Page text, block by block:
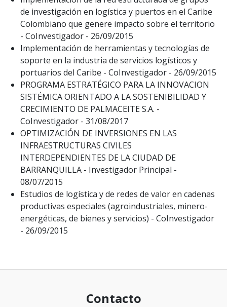
de investigación en logística y puertos en el Caribe
Colombiano que genere impacto sobre el territorio
- CoInvestigador - 26/09/2015
Implementación de herramientas y tecnologías de
soporte en la industria de servicios logísticos y
portuarios del Caribe - CoInvestigador - 26/09/2015
PROGRAMA ESTRATÉGICO PARA LA INNOVACION
SISTÉMICA ORIENTADO A LA SOSTENIBILIDAD Y
CRECIMIENTO DE PALMACEITE S.A. -
CoInvestigador - 31/08/2017
OPTIMIZACIÓN DE INVERSIONES EN LAS
INFRAESTRUCTURAS CIVILES
INTERDEPENDIENTES DE LA CIUDAD DE
BARRANQUILLA - Investigador Principal -
08/07/2015
Estudios de logística y de redes de valor en cadenas
productivas especiales (agroindustriales, minero-
energéticas, de bienes y servicios) - CoInvestigador
- 26/09/2015
Contacto